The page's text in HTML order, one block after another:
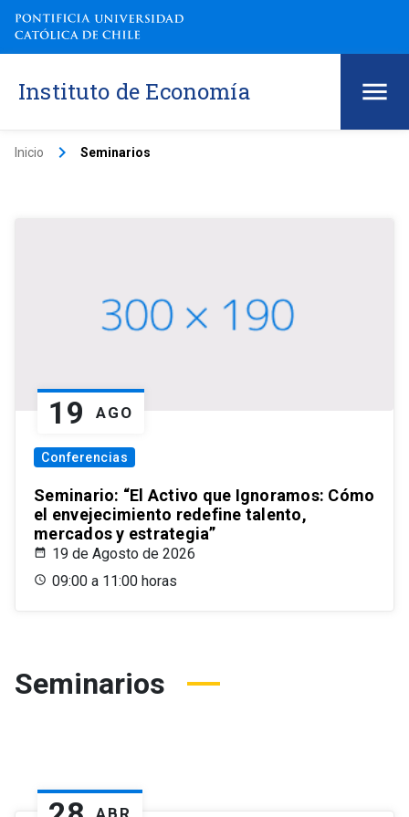
Instituto de Economía
Inicio keyboard_arrow_right Seminarios
19 AGO
Conferencias
Seminario: “El Activo que Ignoramos: Cómo
el envejecimiento redefine talento,
mercados y estrategia”
19 de Agosto de 2026
09:00 a 11:00 horas
Seminarios